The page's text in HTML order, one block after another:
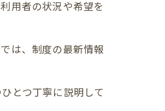
用者の状況や希望を
は、制度の最新情報
とつ丁寧に説明して